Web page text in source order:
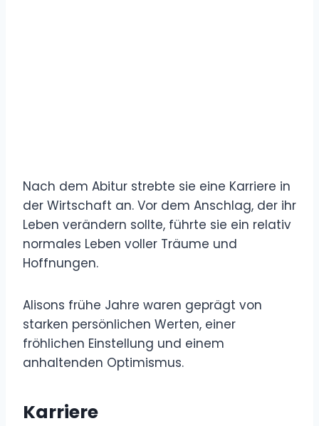
Nach dem Abitur strebte sie eine Karriere in
der Wirtschaft an. Vor dem Anschlag, der ihr
Leben verändern sollte, führte sie ein relativ
normales Leben voller Träume und
Hoffnungen.
Alisons frühe Jahre waren geprägt von
starken persönlichen Werten, einer
fröhlichen Einstellung und einem
anhaltenden Optimismus.
Karriere